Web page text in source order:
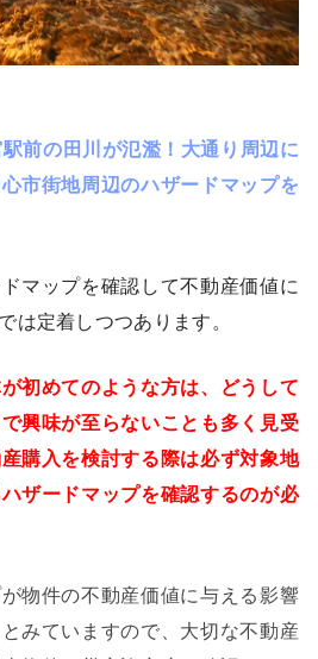
前の田川が氾濫！大通り周辺に
市街地周辺のハザードマップを
マップを確認して不動産価値に
は定着しつつあります。
初めてのような方は、どうして
興味が至らないことも多く見受
購入を検討する際は必ず対象地
ザードマップを確認するのが必
物件の不動産価値に与える影響
みていますので、大切な不動産